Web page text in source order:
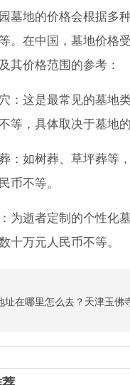
墓地的价格会根据多
。在中国，墓地价格
其价格范围的参考：
：这是最常见的墓地
等，具体取决于墓地
：如树葬、草坪葬等
币不等。
为逝者定制的个性化
十万元人民币不等。
址在哪里怎么去？天津玉佛